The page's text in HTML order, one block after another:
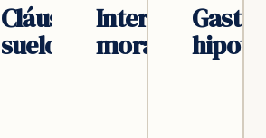
Cláusula
suelo
Intereses
moratorios
Gastos